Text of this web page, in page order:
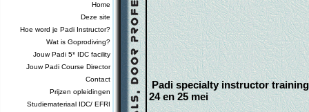
Home
Deze site
Hoe word je Padi Instructor?
Wat is Goprodiving?
Jouw Padi 5* IDC facility
Jouw Padi Course Director
Contact
Prijzen opleidingen
Studiemateriaal IDC/ EFRI
Padi specialty instructor
24 en 25 mei